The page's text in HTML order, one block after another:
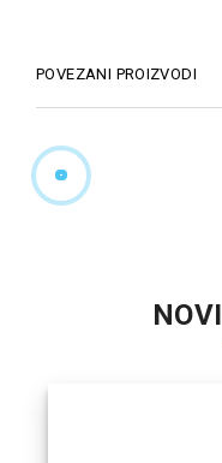
POVEZANI PROIZVODI